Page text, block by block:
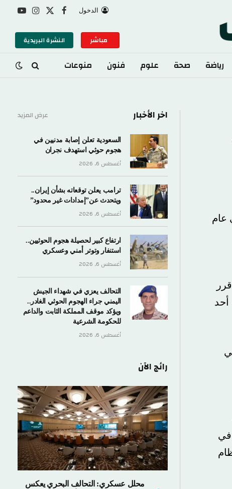
الدخول فيسبوك الانستغراميوتيوب
النشرة البريدية
صحة علوم فنون منوعات
اخر الأخبار عرض المزيد
السعودية تعلن إصابة مدنيين في
هجوم حوثي استهدف نجران
أغسطس 6, 2026
ترامب يعلن توقعاته بشأن إيران..
ويتحدث عن”إمدادات غير محدود”
أغسطس 6, 2026
ارتفاع كبير لحصيلة هجوم الحوثيين..
استنفار وتوتر أمني وعسكري
أغسطس 6, 2026
التحالف يعزي في شهداء الجيش
اليمني جراء الهجوم الحوثي الغادر..
ويؤكد موقف المملكة الثابت والداعم
للحكومة الشرعية
أغسطس 6, 2026
رائج الآن
محلل عسكري: التحالف البحري يعكس